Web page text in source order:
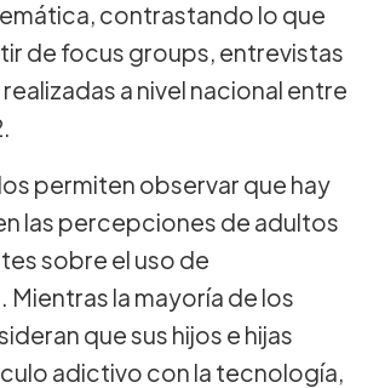
contrastando lo que
de focus groups, entrevistas
a nivel nacional entre
permiten observar que hay
las percepciones de adultos
sobre el uso de
la mayoría de los
que sus hijos e hijas
adictivo con la tecnología,